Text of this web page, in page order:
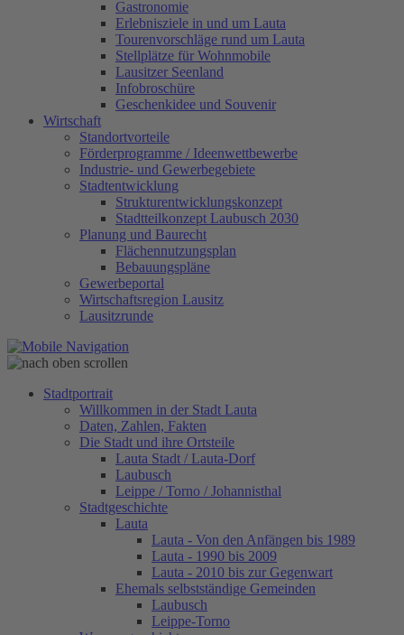
Gastronomie
Erlebnisziele in und um Lauta
Tourenvorschläge rund um Lauta
Stellplätze für Wohnmobile
Lausitzer Seenland
Infobroschüre
Geschenkidee und Souvenir
Wirtschaft
Standortvorteile
Förderprogramme / Ideenwettbewerbe
Industrie- und Gewerbegebiete
Stadtentwicklung
Strukturentwicklungskonzept
Stadtteilkonzept Laubusch 2030
Planung und Baurecht
Flächennutzungsplan
Bebauungspläne
Gewerbeportal
Wirtschaftsregion Lausitz
Lausitzrunde
Stadtportrait
Willkommen in der Stadt Lauta
Daten, Zahlen, Fakten
Die Stadt und ihre Ortsteile
Lauta Stadt / Lauta-Dorf
Laubusch
Leippe / Torno / Johannisthal
Stadtgeschichte
Lauta
Lauta - Von den Anfängen bis 1989
Lauta - 1990 bis 2009
Lauta - 2010 bis zur Gegenwart
Ehemals selbstständige Gemeinden
Laubusch
Leippe-Torno